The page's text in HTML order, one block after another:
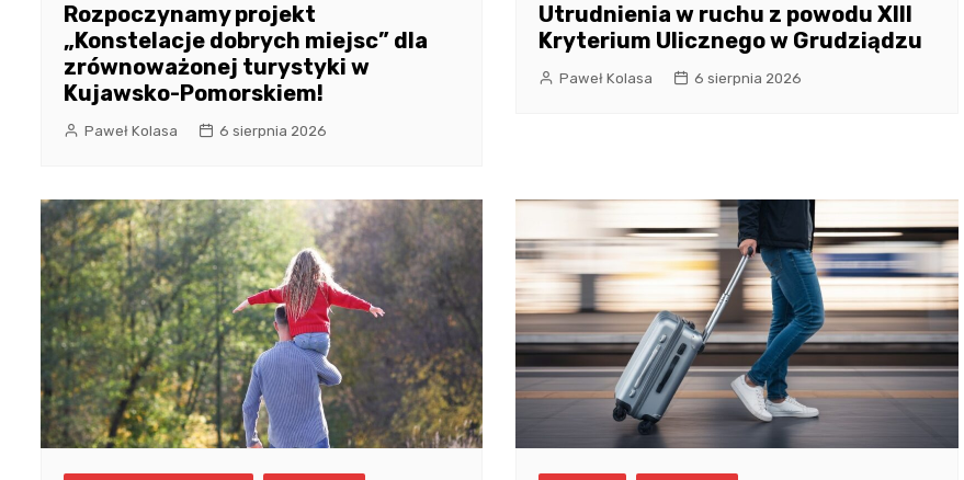
Rozpoczynamy projekt
„Konstelacje dobrych miejsc” dla
zrównoważonej turystyki w
Kujawsko-Pomorskiem!
Paweł Kolasa 6 sierpnia 2026
Utrudnienia w ruchu z powodu XIII
Kryterium Ulicznego w Grudziądzu
Paweł Kolasa 6 sierpnia 2026